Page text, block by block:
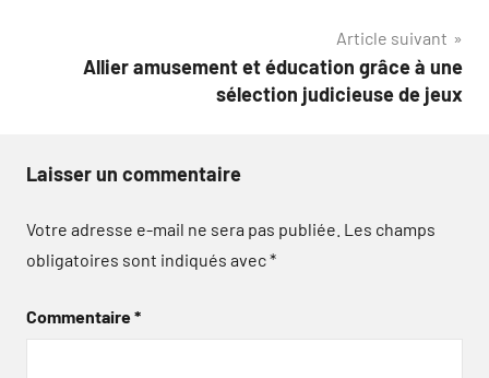
Article suivant
Allier amusement et éducation grâce à une
sélection judicieuse de jeux
Laisser un commentaire
Votre adresse e-mail ne sera pas publiée. Les champs
obligatoires sont indiqués avec*
Commentaire*